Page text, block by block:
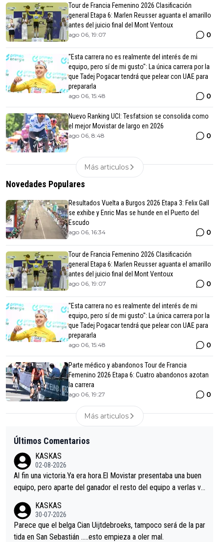
Tour de Francia Femenino 2026 Clasificación
general Etapa 6: Marlen Reusser aguanta el amarillo
antes del juicio final del Mont Ventoux
ago 06, 19:07 0
"Esta carrera no es realmente del interés de mi
equipo, pero sí de mi gusto": La única carrera por la
que Tadej Pogacar tendrá que pelear con UAE para
prepararla
ago 06, 15:48 0
Nuevo Ranking UCI: Tesfatsion se consolida como
el mejor Movistar de largo en 2026
ago 06, 8:48 0
Más articulos
Novedades Populares
Resultados Vuelta a Burgos 2026 Etapa 3: Felix Gall
se exhibe y Enric Mas se hunde en el Puerto del
Escudo
ago 06, 16:34 0
Tour de Francia Femenino 2026 Clasificación
general Etapa 6: Marlen Reusser aguanta el amarillo
antes del juicio final del Mont Ventoux
ago 06, 19:07 0
"Esta carrera no es realmente del interés de mi
equipo, pero sí de mi gusto": La única carrera por la
que Tadej Pogacar tendrá que pelear con UAE para
prepararla
ago 06, 15:48 0
Parte médico y abandonos Tour de Francia
Femenino 2026 Etapa 6: Cuatro abandonos azotan
la carrera
ago 06, 19:27 0
Más articulos
Últimos Comentarios
KASKAS
02-08-2026
Al fin una victoria.Ya era hora.El Movistar presentaba una buen
equipo, pero aparte del ganador el resto del equipo a verlas ve
s.La única buena noticia es la mejoría de Enric Más en San Seb
astian.Si en la Vuelta a Burgos sigue la mejoría, podríamos ten
er alguna sorpresa en la Vuelta.Ojalá.
KASKAS
30-07-2026
Parece que el belga Cian Uijtdebroeks, tampoco será de la par
tida en San Sebastián …..esto empieza a oler mal.